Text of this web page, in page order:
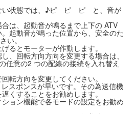
い状態では、♪ピ ピ ピ と、音が
は、起動音が鳴るまで上下の ATV
起動音が鳴った位置から、安全のた
い。
るとモーターが作動します。
、回転方向方向を変更する場合は、
任意の2 つの配線の接続を入れ替え
転方向を変更してください。
スポンスが早いです。その為送信機
くすることをお勧めします。
ョン機能で各モードの設定をお勧め